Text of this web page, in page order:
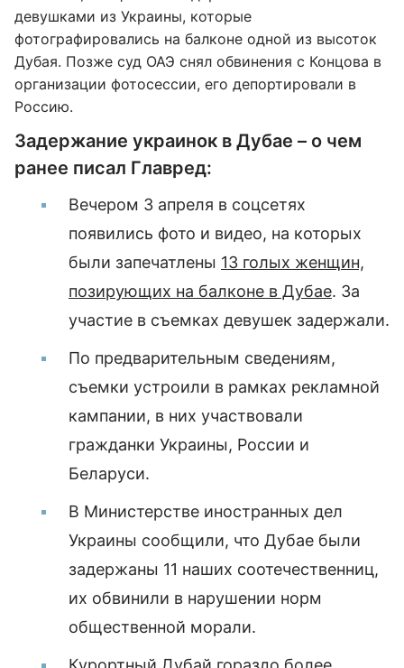
девушками из Украины, которые
фотографировались на балконе одной из высоток
Дубая. Позже суд ОАЭ снял обвинения с Концова в
организации фотосессии, его депортировали в
Россию.
Задержание украинок в Дубае – о чем
ранее писал Главред:
Вечером 3 апреля в соцсетях
появились фото и видео, на которых
были запечатлены 13 голых женщин,
позирующих на балконе в Дубае. За
участие в съемках девушек задержали.
По предварительным сведениям,
съемки устроили в рамках рекламной
кампании, в них участвовали
гражданки Украины, России и
Беларуси.
В Министерстве иностранных дел
Украины сообщили, что Дубае были
задержаны 11 наших соотечественниц,
их обвинили в нарушении норм
общественной морали.